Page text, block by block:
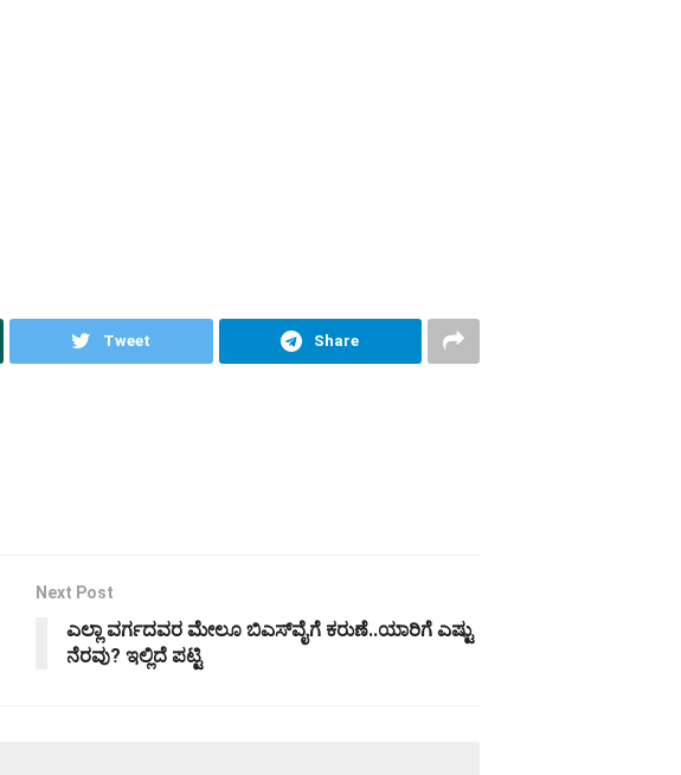
Tweet Share
Next Post
ಎಲ್ಲಾ ವರ್ಗದವರ ಮೇಲೂ ಬಿಎಸ್‌ವೈಗೆ ಕರುಣೆ..ಯಾರಿಗೆ ಎಷ್ಟು
ನೆರವು? ಇಲ್ಲಿದೆ ಪಟ್ಟಿ